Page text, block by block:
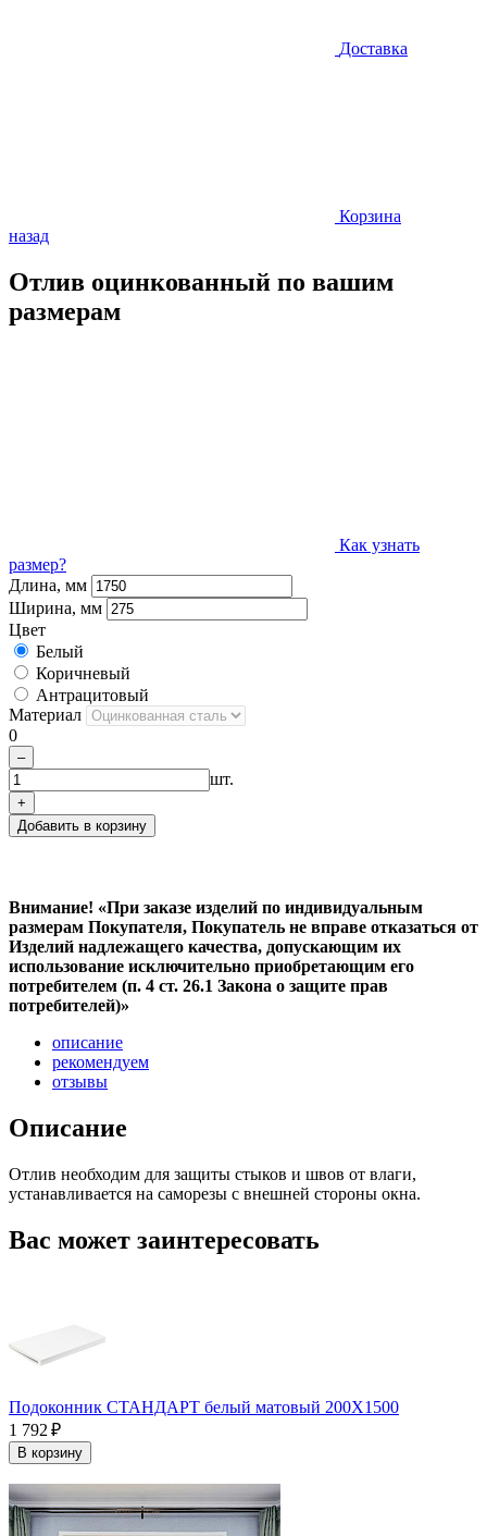
Доставка
Корзина
назад
Отлив оцинкованный по вашим
размерам
Как узнать
размер?
Длина, мм
Ширина, мм
Цвет
Белый
Коричневый
Антрацитовый
Материал
0
–
шт.
+
Добавить в корзину
Внимание! «При заказе изделий по индивидуальным
размерам Покупателя, Покупатель не вправе отказаться от
Изделий надлежащего качества, допускающим их
использование исключительно приобретающим его
потребителем (п. 4 ст. 26.1 Закона о защите прав
потребителей)»
описание
рекомендуем
отзывы
Описание
Отлив необходим для защиты стыков и швов от влаги,
устанавливается на саморезы с внешней стороны окна.
Вас может заинтересовать
Подоконник СТАНДАРТ белый матовый 200Х1500
1 792 ₽
В корзину